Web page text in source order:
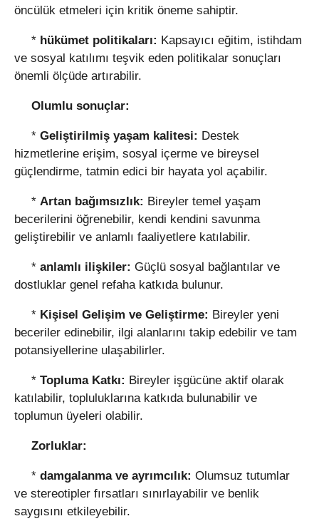
öncülük etmeleri için kritik öneme sahiptir.
* hükümet politikaları: Kapsayıcı eğitim, istihdam
ve sosyal katılımı teşvik eden politikalar sonuçları
önemli ölçüde artırabilir.
Olumlu sonuçlar:
* Geliştirilmiş yaşam kalitesi: Destek
hizmetlerine erişim, sosyal içerme ve bireysel
güçlendirme, tatmin edici bir hayata yol açabilir.
* Artan bağımsızlık: Bireyler temel yaşam
becerilerini öğrenebilir, kendi kendini savunma
geliştirebilir ve anlamlı faaliyetlere katılabilir.
* anlamlı ilişkiler: Güçlü sosyal bağlantılar ve
dostluklar genel refaha katkıda bulunur.
* Kişisel Gelişim ve Geliştirme: Bireyler yeni
beceriler edinebilir, ilgi alanlarını takip edebilir ve tam
potansiyellerine ulaşabilirler.
* Topluma Katkı: Bireyler işgücüne aktif olarak
katılabilir, topluluklarına katkıda bulunabilir ve
toplumun üyeleri olabilir.
Zorluklar:
* damgalanma ve ayrımcılık: Olumsuz tutumlar
ve stereotipler fırsatları sınırlayabilir ve benlik
saygısını etkileyebilir.